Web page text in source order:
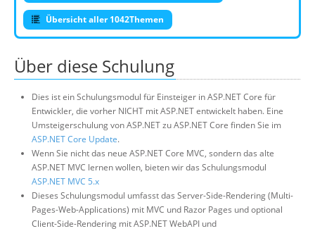
Übersicht aller 1042Themen
Über diese Schulung
Dies ist ein Schulungsmodul für Einsteiger in ASP.NET Core für
Entwickler, die vorher NICHT mit ASP.NET entwickelt haben. Eine
Umsteigerschulung von ASP.NET zu ASP.NET Core finden Sie im
ASP.NET Core Update.
Wenn Sie nicht das neue ASP.NET Core MVC, sondern das alte
ASP.NET MVC lernen wollen, bieten wir das Schulungsmodul
ASP.NET MVC 5.x
Dieses Schulungsmodul umfasst das Server-Side-Rendering (Multi-
Pages-Web-Applications) mit MVC und Razor Pages und optional
Client-Side-Rendering mit ASP.NET WebAPI und